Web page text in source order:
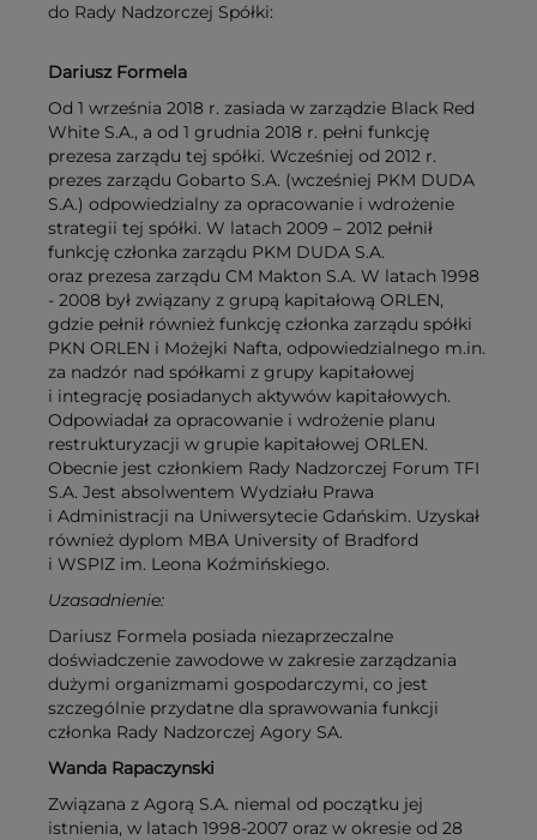
do Rady Nadzorczej Spółki:
Dariusz Formela
Od 1 września 2018 r. zasiada w zarządzie Black Red
White S.A., a od 1 grudnia 2018 r. pełni funkcję
prezesa zarządu tej spółki. Wcześniej od 2012 r.
prezes zarządu Gobarto S.A. (wcześniej PKM DUDA
S.A.) odpowiedzialny za opracowanie i wdrożenie
strategii tej spółki. W latach 2009 – 2012 pełnił
funkcję członka zarządu PKM DUDA S.A.
oraz prezesa zarządu CM Makton S.A. W latach 1998
- 2008 był związany z grupą kapitałową ORLEN,
gdzie pełnił również funkcję członka zarządu spółki
PKN ORLEN i Możejki Nafta, odpowiedzialnego m.in.
za nadzór nad spółkami z grupy kapitałowej
i integrację posiadanych aktywów kapitałowych.
Odpowiadał za opracowanie i wdrożenie planu
restrukturyzacji w grupie kapitałowej ORLEN.
Obecnie jest członkiem Rady Nadzorczej Forum TFI
S.A. Jest absolwentem Wydziału Prawa
i Administracji na Uniwersytecie Gdańskim. Uzyskał
również dyplom MBA University of Bradford
i WSPIZ im. Leona Koźmińskiego.
Uzasadnienie:
Dariusz Formela posiada niezaprzeczalne
doświadczenie zawodowe w zakresie zarządzania
dużymi organizmami gospodarczymi, co jest
szczególnie przydatne dla sprawowania funkcji
członka Rady Nadzorczej Agory SA.
Wanda Rapaczynski
Związana z Agorą S.A. niemal od początku jej
istnienia, w latach 1998-2007 oraz w okresie od 28